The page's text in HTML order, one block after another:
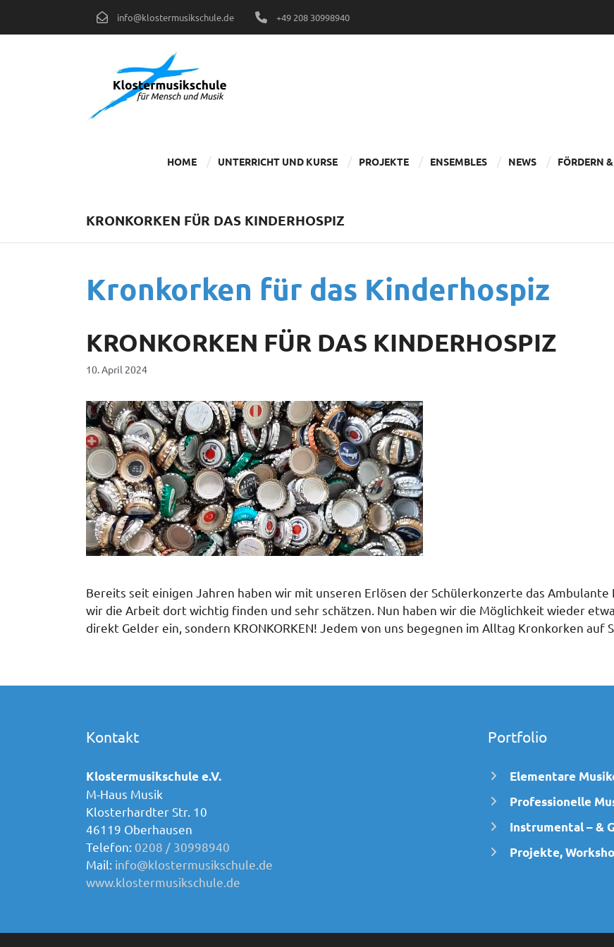
info@klostermusikschule.de +49 208 30998940
HOME UNTERRICHT UND KURSE PROJEKTE ENSEMBLES NEWS FÖRDERN
KRONKORKEN FÜR DAS KINDERHOSPIZ
Kronkorken für das Kinderhospiz
KRONKORKEN FÜR DAS KINDERHOSPIZ
10. April 2024
Bereits seit einigen Jahren haben wir mit unseren Erlösen der Schülerkonzerte das
wir die Arbeit dort wichtig finden und sehr schätzen. Nun haben wir die Möglichkeit wieder
direkt Gelder ein, sondern KRONKORKEN! Jedem von uns begegnen im Alltag Kronkorken auf
Kontakt
Klostermusikschule e.V.
M-Haus Musik
Klosterhardter Str. 10
46119 Oberhausen
Telefon: 0208 / 30998940
Mail: info@klostermusikschule.de
www.klostermusikschule.de
Portfolio
Elementare
Professionelle
Instrumental – &
Projekte,